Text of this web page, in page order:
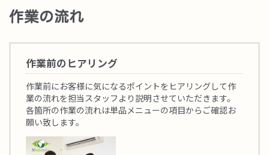
作業の流れ
作業前のヒアリング
作業前にお客様に気になるポイントをヒアリングして作
業の流れを担当スタッフより説明させていただきます。
各箇所の作業の流れは単品メニューの項目からご確認お
願い致します。